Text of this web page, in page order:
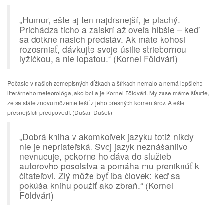
„Humor, ešte aj ten najdrsnejší, je plachý.
Prichádza ticho a zaiskrí až oveľa hlbšie – keď
sa dotkne našich predstáv. Ak máte kohosi
rozosmiať, dávkujte svoje úsilie striebornou
lyžičkou, a nie lopatou.“ (Kornel Földvári)
Počasie v našich zemepisných dĺžkach a šírkach nemalo a nemá lepšieho
literárneho meteorológa, ako bol a je Kornel Földvári. My zase máme šťastie,
že sa stále znovu môžeme tešiť z jeho presných komentárov. A ešte
presnejších predpovedí. (Dušan Dušek)
„Dobrá kniha v akomkoľvek jazyku totiž nikdy
nie je nepriateľská. Svoj jazyk neznášanlivo
nevnucuje, pokorne ho dáva do služieb
autorovho posolstva a pomáha mu preniknúť k
čitateľovi. Zlý môže byť iba človek: keď sa
pokúša knihu použiť ako zbraň.“ (Kornel
Földvári)